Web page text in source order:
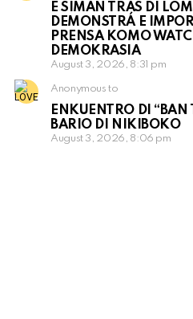
E SIMAN TRAS DI
DEMONSTRÁ E
PRENSA KOMO
DEMOKRASIA
August 3, 2026, 8:31 pm
Anonymous to
ENKUENTRO DI “BAN
BARIO DI NIKIBOKO
August 3, 2026, 8:06 pm